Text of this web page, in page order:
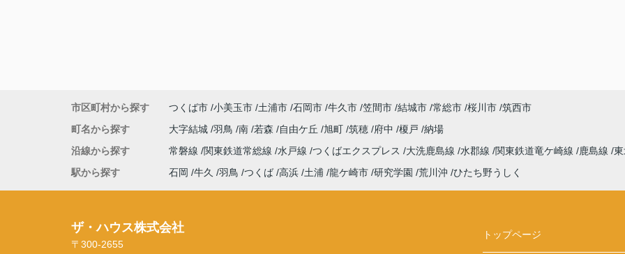
市区町村から探す つくば市 小美玉市 土浦市 石岡市 牛久市 笠間市 結城市 常総市 桜川市 筑西市
町名から探す
大字結城 羽鳥 南 若森 自由ケ丘 旭町 筑穂 府中 榎戸 納場
沿線から探す
常磐線 関東鉄道常総線 水戸線 つくばエクスプレス 大洗鹿島線 水郡線 関東鉄道竜ケ崎線 鹿島線
駅から探す
石岡 牛久 羽鳥 つくば 高浜 土浦 龍ケ崎市 研究学園 荒川沖 ひたち野うしく
ザ・ハウス株式会社
〒300-2655
トップページ